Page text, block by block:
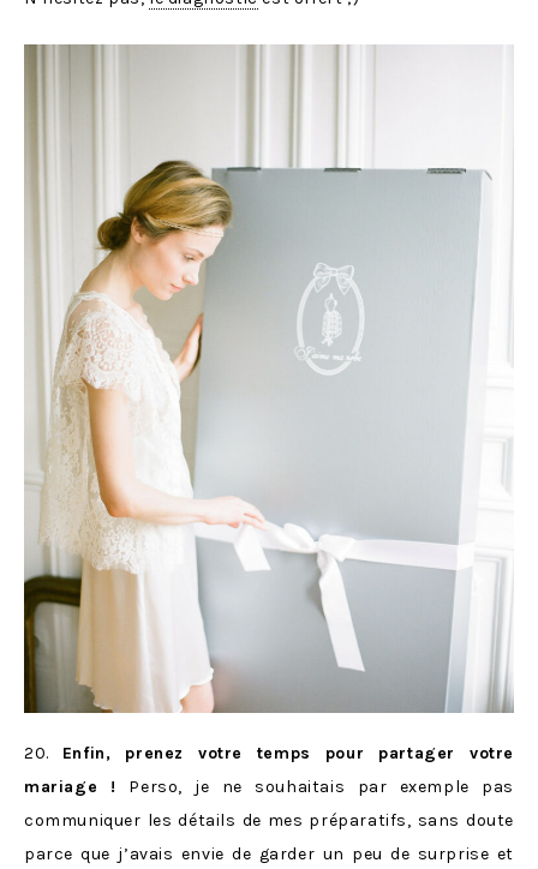
20. Enfin, prenez votre temps pour partager votre
mariage !
Perso, je ne souhaitais par exemple pas
communiquer les détails de mes préparatifs, sans doute
parce que j’avais envie de garder un peu de surprise et